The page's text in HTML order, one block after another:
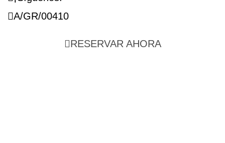
A/GR/00410
RESERVAR AHORA